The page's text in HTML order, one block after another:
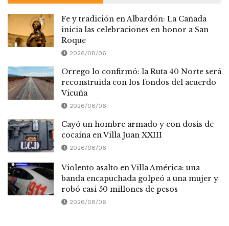
Fe y tradición en Albardón: La Cañada
inicia las celebraciones en honor a San
Roque
2026/08/06
Orrego lo confirmó: la Ruta 40 Norte será
reconstruida con los fondos del acuerdo
Vicuña
2026/08/06
Cayó un hombre armado y con dosis de
cocaína en Villa Juan XXIII
2026/08/06
Violento asalto en Villa América: una
banda encapuchada golpeó a una mujer y
robó casi 50 millones de pesos
2026/08/06